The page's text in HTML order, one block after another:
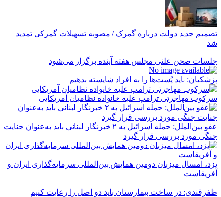
تصمیم جدید دولت درباره گمرک / مصوبه تسهیلات گمرکی تمدید
شد
جلسات صحن علنی مجلس هفته آینده برگزار می‌شود
پزشکیان: باید پُست‌ها را به افراد شایسته بدهیم
سرکوب مهاجرتی ترامپ علیه خانواده نظامیان آمریکایی
عفو بین‌الملل: حمله اسرائیل به ۲ خبرنگار لبنانی باید به‌عنوان جنایت
جنگی مورد بررسی قرار گیرد
یزد، امسال میزبان دومین همایش بین‌المللی سرمایه‌گذاری ایران و
آفریقاست
ظفرقندی: در ساخت بیمارستان باید دو اصل را رعایت کنیم